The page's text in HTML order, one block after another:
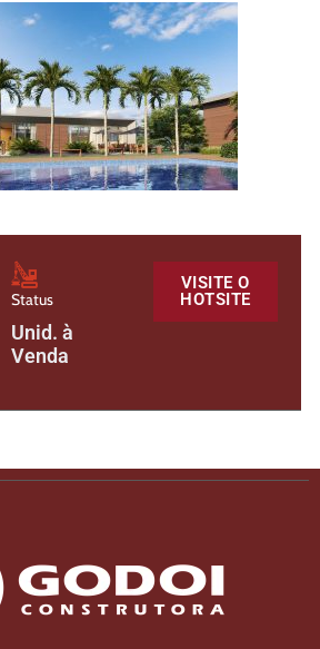
Status
Unid. à
Venda
VISITE O
HOTSITE